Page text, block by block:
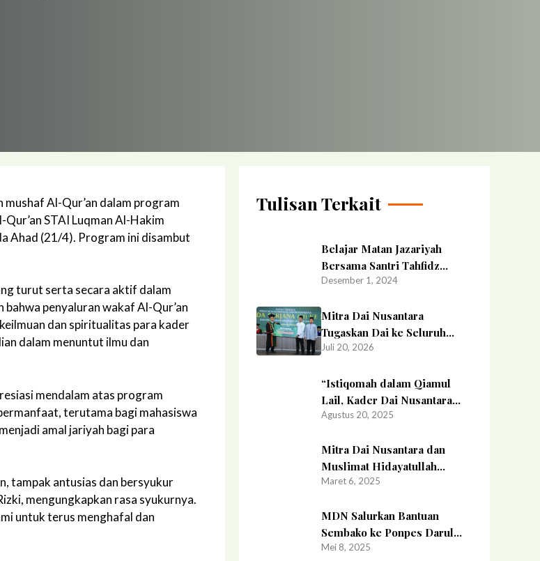
Al-Qur’an dalam program
STAI Luqman Al-Hakim
Ahad (21/4). Program ini disambut
turut serta secara aktif dalam
penyaluran wakaf Al-Qur’an
dan spiritualitas para kader
dalam menuntut ilmu dan
mendalam atas program
terutama bagi mahasiswa
amal jariyah bagi para
tampak antusias dan bersyukur
mengungkapkan rasa syukurnya.
untuk terus menghafal dan
Tulisan Terkait
Belajar Matan Jazariyah
Bersama Santri Tahfidz
Binaan MDN
Desember 1, 2024
Mitra Dai Nusantara
Tugaskan Dai ke Seluruh
Nusantara dan Salurkan
Juta
Juli 20, 2026
“Istiqomah dalam Qiamul
Lail, Kader Dai Nusantara
Siapkan Bekal Dakwah”
Agustus 20, 2025
Mitra Dai Nusantara dan
Muslimat Hidayatullah
Salurkan Santunan Anak Yatim
Maret 6, 2025
MDN Salurkan Bantuan
Sembako ke Ponpes Darul
Hijrah Gresik
Mei 8, 2025